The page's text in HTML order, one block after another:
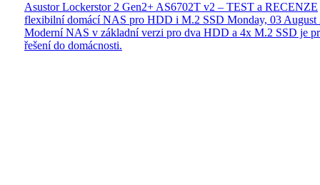
Asustor Lockerstor 2 Gen2+ AS6702T v2 – TEST a RECENZE
flexibilní domácí NAS pro HDD i M.2 SSD Monday, 03 August
Moderní NAS v základní verzi pro dva HDD a 4x M.2 SSD je
řešení do domácnosti.